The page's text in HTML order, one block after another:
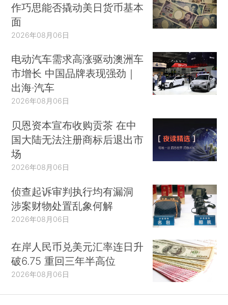
作巧思能否撬动美日货币基本
面
2026年08月06日
电动汽车需求高涨驱动澳洲车
市增长 中国品牌表现强劲｜
出海·汽车
2026年08月06日
贝恩资本宣布收购贡茶 在中
国大陆无法注册商标后退出市
场
2026年08月06日
侦查起诉审判执行均有漏洞
涉案财物处置乱象何解
2026年08月06日
在岸人民币兑美元汇率连日升
破6.75 重回三年半高位
2026年08月06日